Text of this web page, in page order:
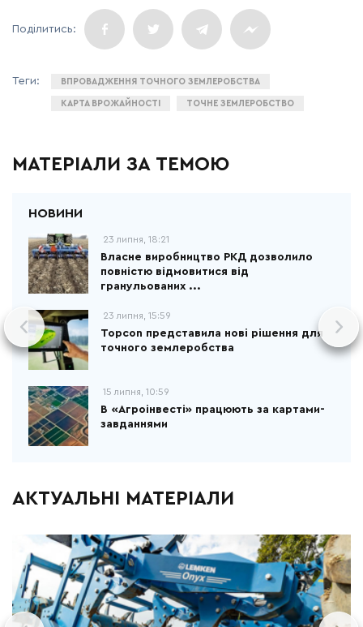
ВПРОВАДЖЕННЯ ТОЧНОГО ЗЕМЛЕРОБСТВА
КАРТА ВРОЖАЙНОСТІ ТОЧНЕ ЗЕМЛЕРОБСТВО
МАТЕРІАЛИ ЗА ТЕМОЮ
23 липня, 18:21
Власне виробництво РКД дозволило
повністю відмовитися від
гранульованих ...
23 липня, 15:59
Topcon представила нові рішення для
точного землеробства
15 липня, 10:59
В «Агроінвесті» працюють за картами-
завданнями
АКТУАЛЬНІ МАТЕРІАЛИ